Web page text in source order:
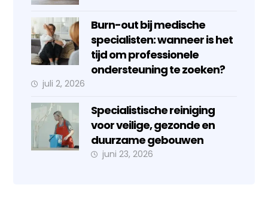
Burn-out bij medische
specialisten: wanneer is het
tijd om professionele
ondersteuning te zoeken?
juli 2, 2026
Specialistische reiniging
voor veilige, gezonde en
duurzame gebouwen
juni 23, 2026